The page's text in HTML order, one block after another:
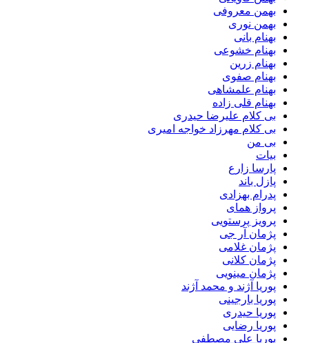
بهمن معروفی
بهمن نوری
بهنام بانی
بهنام خشوعی
بهنام زرین
بهنام صفوی
بهنام علمشاهی
بهنام قلی زاده
بی کلام علیرضا حیدری
بی کلام مهرزاد خواجه امیری
بی من
بیات
پارسا زارع
پازل باند
پدرام بهزادی
پرواز همای
پرویز پرستویی
پژمان آر جی
پژمان غلامی
پژمان کلانی
پژمان مینویی
پوریا آژند و محمد آژند
پوریا بارجینی
پوریا حیدری
پوریا رضایی
پوریا علی مصطفی